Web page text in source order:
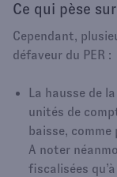
Ce qui pèse
Cependant,
défaveur du PER :
La hausse de
unités de
baisse,
A noter
fiscalisées